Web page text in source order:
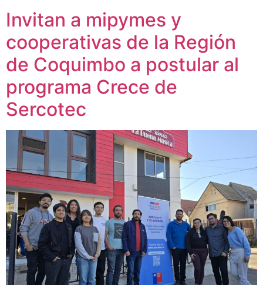
Invitan a mipymes y
cooperativas de la Región
de Coquimbo a postular al
programa Crece de
Sercotec